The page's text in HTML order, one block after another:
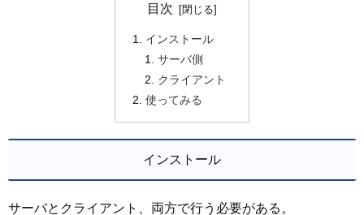
目次
インストール
サーバ側
クライアント
使ってみる
インストール
サーバとクライアント、両方で行う必要がある。